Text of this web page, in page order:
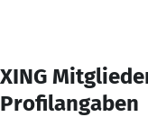
XING
Profilangaben